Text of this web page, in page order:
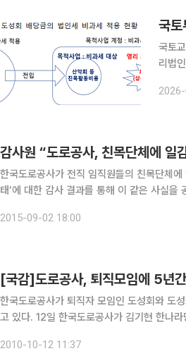
국토
국토
리법
감사원 “도로공사, 친목단체에 일
한국도로공사가 전직 임직원들의 친목단체에 일감을 몰아준 것으로 밝혀졌
태’에 대한 감사 결과를 통해 이 같은 사실을 공개했다. 감사 결과에 따르면 한국도로공사 전직 임직원들의 친목단체
2015-09-02 18:00
[국감]도로공사, 퇴직모임에 5년
한국도로공사가 퇴직자 모임인 도성회와 도
고 있다. 12일 한국도로공사가 김기현 한나라당 의원(국토해양위 소속)에 제출한 자료에 따르면 도로공사가 퇴직자모임 및 퇴직자회사와
2010-10-12 11:37